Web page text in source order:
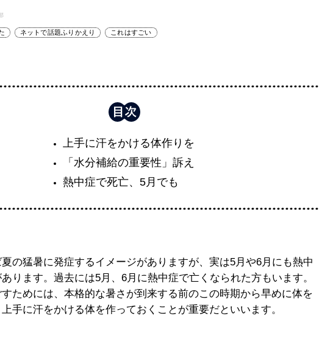
ネットで話題ふりかえり これはすごい
上手に汗をかける体作りを
「水分補給の重要性」訴え
熱中症で死亡、5月でも
の猛暑に発症するイメージがありますが、実は5月や6月にも熱中
ります。過去には5月、6月に熱中症で亡くなられた方もいます。
ためには、本格的な暑さが到来する前のこの時期から早めに体を
手に汗をかける体を作っておくことが重要だといいます。